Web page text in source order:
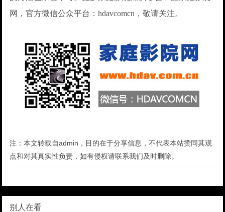
网，官方微信公众平台：hdavcomcn，敬请关注。
注：本文转载自admin，目的在于分享信息，不代表本站赞同其观
点和对其真实性负责，如有侵权请联系我们及时删除。
别人在看